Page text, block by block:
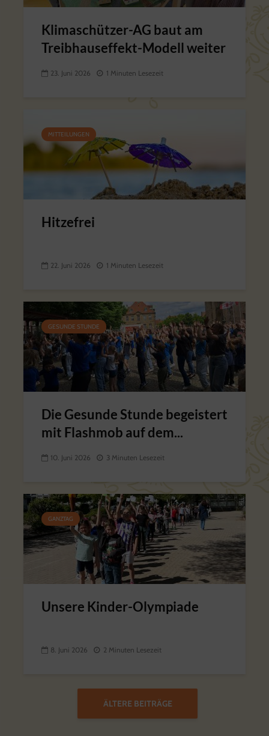
Klimaschützer-AG baut am
Treibhauseffekt-Modell weiter
23. Juni 2026 1 Minuten Lesezeit
MITTEILUNGEN
Hitzefrei
22. Juni 2026 1 Minuten Lesezeit
GESUNDE STUNDE
Die Gesunde Stunde begeistert
mit Flashmob auf dem...
10. Juni 2026 3 Minuten Lesezeit
GANZTAG
Unsere Kinder-Olympiade
8. Juni 2026 2 Minuten Lesezeit
ÄLTERE BEITRÄGE